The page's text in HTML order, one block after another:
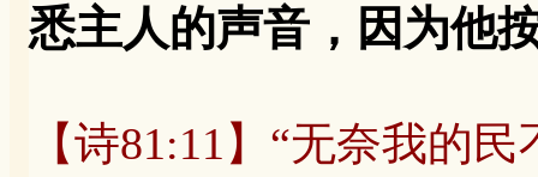
悉主人的声音，因为他
【诗81:11】“无奈我的